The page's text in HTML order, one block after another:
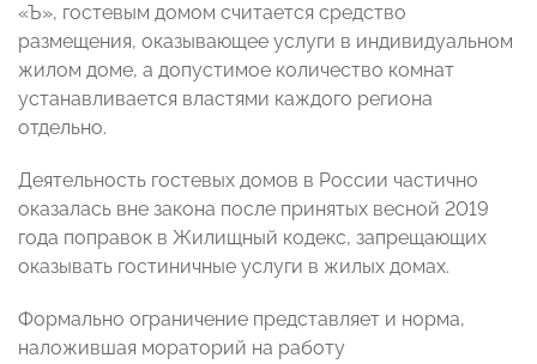
«Ъ», гостевым домом считается средство
размещения, оказывающее услуги в индивидуальном
жилом доме, а допустимое количество комнат
устанавливается властями каждого региона
отдельно.
Деятельность гостевых домов в России частично
оказалась вне закона после принятых весной 2019
года поправок в Жилищный кодекс, запрещающих
оказывать гостиничные услуги в жилых домах.
Формально ограничение представляет и норма,
наложившая мораторий на работу